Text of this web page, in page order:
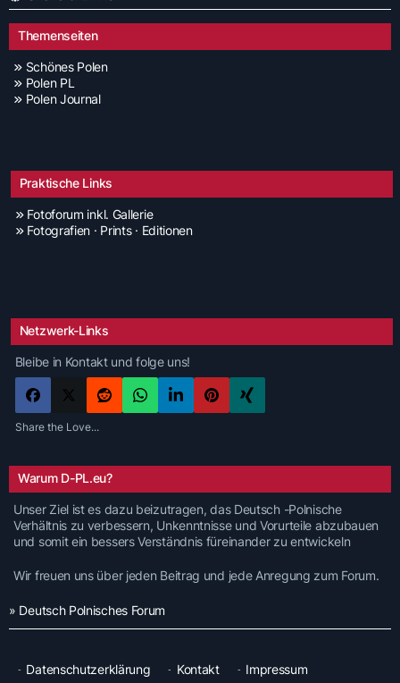
Themenseiten
Schönes Polen
Polen PL
Polen Journal
Praktische Links
Fotoforum inkl. Gallerie
Fotografien · Prints · Editionen
Netzwerk-Links
Bleibe in Kontakt und folge uns!
Share the Love...
Warum D-PL.eu?
Unser Ziel ist es dazu beizutragen, das Deutsch -Polnische
Verhältnis zu verbessern, Unkenntnisse und Vorurteile abzubauen
und somit ein bessers Verständnis füreinander zu entwickeln
Wir freuen uns über jeden Beitrag und jede Anregung zum Forum.
» Deutsch Polnisches Forum
Datenschutzerklärung Kontakt Impressum